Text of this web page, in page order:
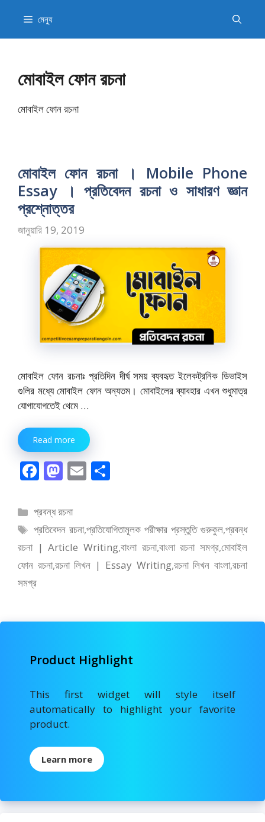
যান
মেন্যু
মোবাইল ফোন রচনা
মোবাইল ফোন রচনা
মোবাইল ফোন রচনা । Mobile Phone
Essay । প্রতিবেদন রচনা ও সাধারণ জ্ঞান
প্রশ্নোত্তর
জানুয়ারি 19, 2019
মোবাইল ফোন রচনাঃ প্রতিদিন দীর্ঘ সময় ব্যবহৃত ইলেকট্রনিক ডিভাইস
গুলির মধ্যে মোবাইল ফোন অন্যতম। মোবাইলের ব্যাবহার এখন শুধুমাত্র
যোগাযোগতেই থেমে …
Read more
F
e
b
o
o
M
to
d
o
n
E
l e
বিভাগ
সমূহ
প্রবন্ধ রচনা
ট্যাগ
সমূহ
প্রতিবেদন রচনা,প্রতিযোগিতামূলক পরীক্ষার প্রস্তুতি গুরুকুল,প্রবন্ধ
রচনা | Article Writing,বাংলা রচনা,বাংলা রচনা সমগ্র,মোবাইল
ফোন রচনা,রচনা লিখন | Essay Writing,রচনা লিখন বাংলা,রচনা
সমগ্র
Product Highlight
This first widget will style itself
automatically to highlight your favorite
product.
Learn more